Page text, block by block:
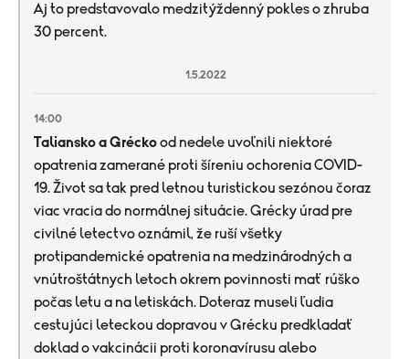
Aj to predstavovalo medzitýždenný pokles o zhruba
30 percent.
1.5.2022
14:00
Taliansko a Gréckood nedele uvoľnili niektoré
opatrenia zamerané proti šíreniu ochorenia COVID-
19. Život sa tak pred letnou turistickou sezónou čoraz
viac vracia do normálnej situácie. Grécky úrad pre
civilné letectvo oznámil, že ruší všetky
protipandemické opatrenia na medzinárodných a
vnútroštátnych letoch okrem povinnosti mať rúško
počas letu a na letiskách. Doteraz museli ľudia
cestujúci leteckou dopravou v Grécku predkladať
doklad o vakcinácii proti koronavírusu alebo